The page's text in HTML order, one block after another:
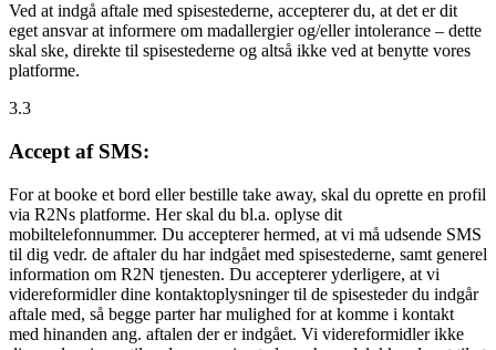
Ved at indgå aftale med spisestederne, accepterer du, at det er dit
eget ansvar at informere om madallergier og/eller intolerance – dette
skal ske, direkte til spisestederne og altså ikke ved at benytte vores
platforme.
3.3
Accept af SMS:
For at booke et bord eller bestille take away, skal du oprette en profil
via R2Ns platforme. Her skal du bl.a. oplyse dit
mobiltelefonnummer. Du accepterer hermed, at vi må udsende SMS
til dig vedr. de aftaler du har indgået med spisestederne, samt generel
information om R2N tjenesten. Du accepterer yderligere, at vi
videreformidler dine kontaktoplysninger til de spisesteder du indgår
aftale med, så begge parter har mulighed for at komme i kontakt
med hinanden ang. aftalen der er indgået. Vi videreformidler ikke